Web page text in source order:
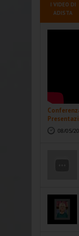
I VIDEO DI
ADISTA
08/05/